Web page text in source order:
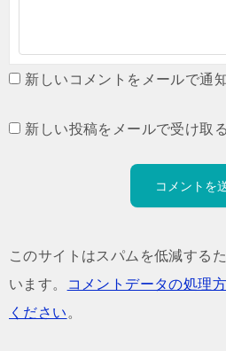
新しいコメントをメールで通
新しい投稿をメールで受け取る
このサイトはスパムを低減する
います。
コメントデータの処理
ください。